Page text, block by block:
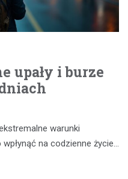
upały i burze
warunki
na codzienne życie…